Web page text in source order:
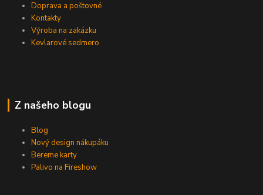
Doprava a poštovné
Kontakty
Výroba na zakázku
Kevlarové sedmero
Z našeho blogu
Blog
Nový design nákupáku
Bereme karty
Palivo na Fireshow